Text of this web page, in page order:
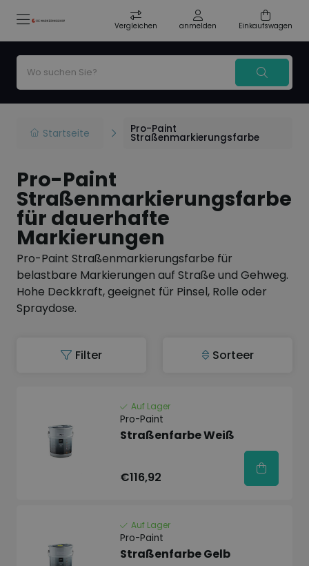
Vergleichen anmelden Einkaufswagen
Startseite Pro-Paint
Straßenmarkierungsfarbe
Pro-Paint
Straßenmarkierungsfarbe
für dauerhafte
Markierungen
Pro-Paint Straßenmarkierungsfarbe für
belastbare Markierungen auf Straße und Gehweg.
Hohe Deckkraft, geeignet für Pinsel, Rolle oder
Spraydose.
Filter Sorteer
Auf Lager
Pro-Paint
Straßenfarbe Weiß
€116,92
Auf Lager
Pro-Paint
Straßenfarbe Gelb